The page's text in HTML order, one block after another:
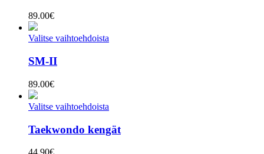
89.00€
Valitse vaihtoehdoista
SM-II
89.00€
Valitse vaihtoehdoista
Taekwondo kengät